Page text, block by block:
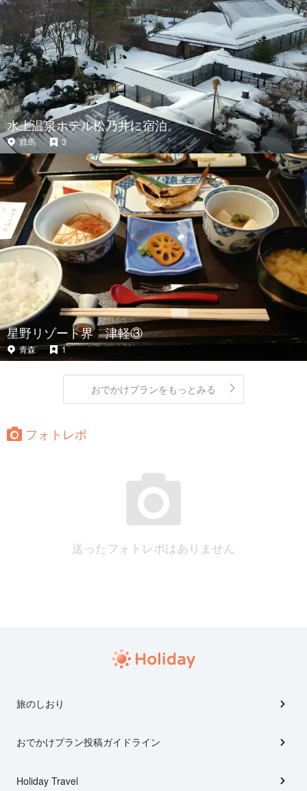
水上温泉ホテル松乃井に宿泊。
群馬 3
星野リゾート界 津軽③
青森 1
おでかけプランをもっとみる
フォトレポ
送ったフォトレポはありません
旅のしおり
おでかけプラン投稿ガイドライン
Holiday Travel